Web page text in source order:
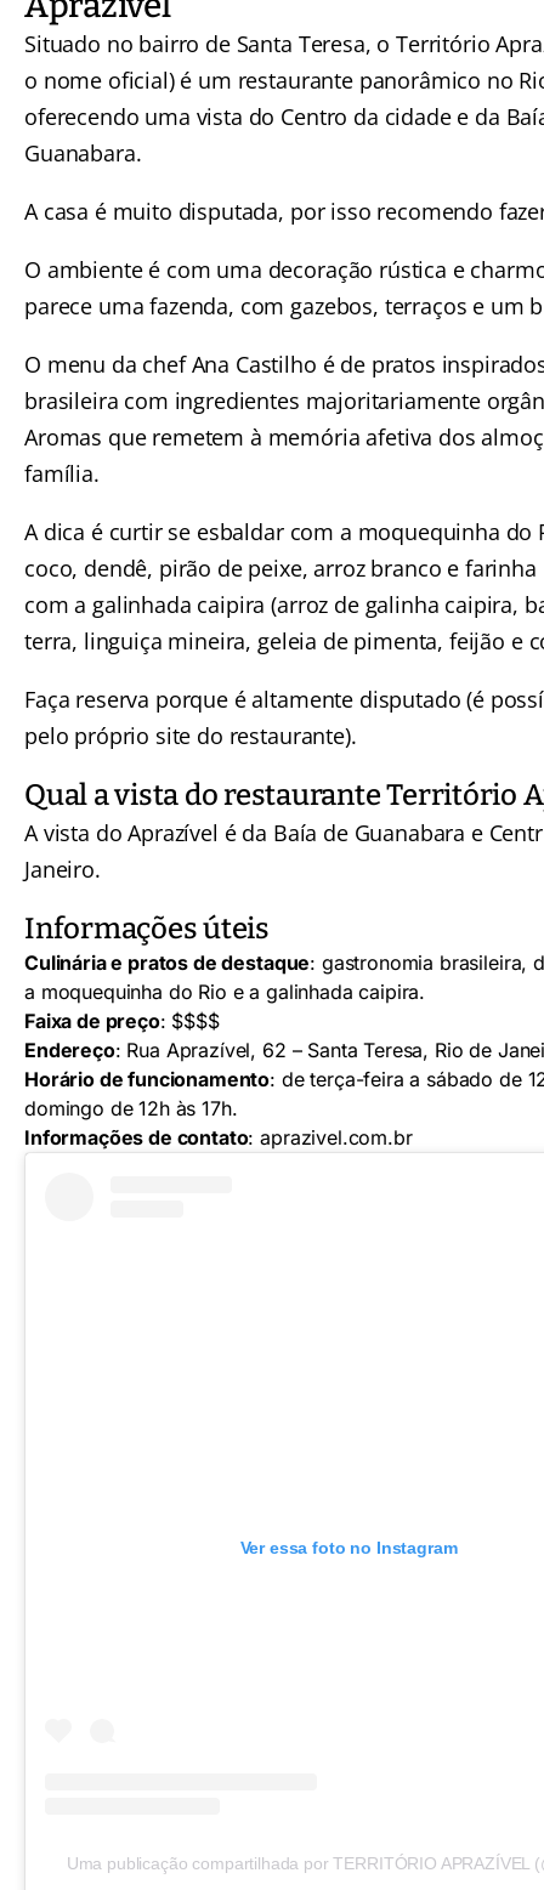
Situado no bairro de Santa Teresa, o Território
o nome oficial) é um restaurante panorâmico no
oferecendo uma vista do Centro da cidade e da
Guanabara.
A casa é muito disputada, por isso recomendo
O ambiente é com uma decoração rústica e
parece uma fazenda, com gazebos, terraços e um
O menu da chef Ana Castilho é de pratos
brasileira com ingredientes majoritariamente
Aromas que remetem à memória afetiva dos
família.
A dica é curtir se esbaldar com a moquequinha do
coco, dendê, pirão de peixe, arroz branco e farinha
com a galinhada caipira (arroz de galinha caipira,
terra, linguiça mineira, geleia de pimenta, feijão e
Faça reserva porque é altamente disputado (é
pelo próprio site do restaurante).
Qual a vista do restaurante Território
A vista do Aprazível é da Baía de Guanabara e
Janeiro.
Informações úteis
Culinária e pratos de destaque: gastronomia brasileira,
a moquequinha do Rio e a galinhada caipira.
Faixa de preço: $$$$
Endereço: Rua Aprazível, 62 – Santa Teresa, Rio de
Horário de funcionamento: de terça-feira a sábado de
domingo de 12h às 17h.
Informações de contato:aprazivel.com.br
Ver essa foto no Instagram
Uma publicação compartilhada por TERRITÓRIO APRAZÍVEL